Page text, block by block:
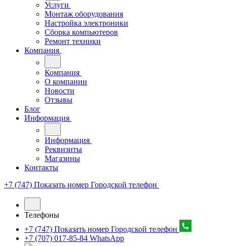
Услуги
Монтаж оборудования
Настройка электроники
Сборка компьютеров
Ремонт техники
Компания
Компания
О компании
Новости
Отзывы
Блог
Информация
Информация
Реквизиты
Магазины
Контакты
+7 (747) Показать номер Городской телефон
Телефоны
+7 (747) Показать номер Городской телефон
+7 (707) 017-85-84 WhatsApp